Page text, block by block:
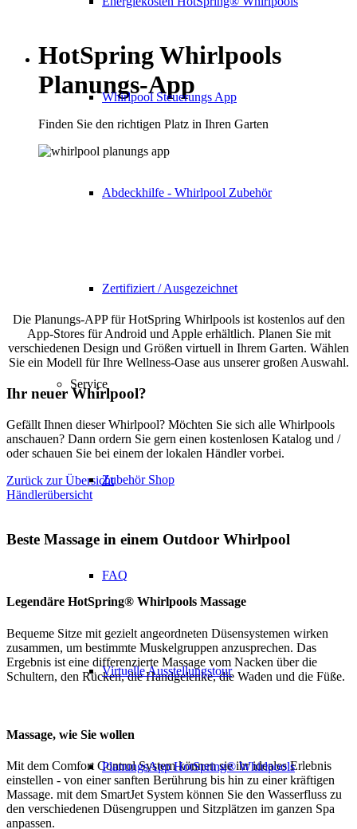
Whirlpool Steuerungs App
Abdeckhilfe - Whirlpool Zubehör
Zertifiziert / Ausgezeichnet
Service
Zubehör Shop
FAQ
Virtuelle Ausstellungstour
PlanungsApp HotSpring® Whirlpools
HotSpring Whirlpools
Planungs-App
Finden Sie den richtigen Platz in Ihren Garten
Die Planungs-APP für HotSpring Whirlpools ist kostenlos auf den
App-Stores für Android und Apple erhältlich. Planen Sie mit
verschiedenen Design und Größen virtuell in Ihrem Garten. Wählen
Sie ein Modell für Ihre Wellness-Oase aus unserer großen Auswahl.
Ihr neuer Whirlpool?
Gefällt Ihnen dieser Whirlpool? Möchten Sie sich alle Whirlpools
anschauen? Dann ordern Sie gern einen kostenlosen Katalog und /
oder schauen Sie bei einem der lokalen Händler vorbei.
Zurück zur Übersicht
Händlerübersicht
Beste Massage in einem Outdoor Whirlpool
Legendäre HotSpring® Whirlpools Massage
Bequeme Sitze mit gezielt angeordneten Düsensystemen wirken
zusammen, um bestimmte Muskelgruppen anzusprechen. Das
Ergebnis ist eine differenzierte Massage vom Nacken über die
Schultern, den Rücken, die Handgelenke, die Waden und die Füße.
Massage, wie Sie wollen
Mit dem Comfort Control System können sie ihr ideales Erlebnis
einstellen - von einer sanften Berührung bis hin zu einer kräftigen
Massage. mit dem SmartJet System können Sie den Wasserfluss zu
den verschiedenen Düsengruppen und Sitzplätzen im ganzen Spa
anpassen.